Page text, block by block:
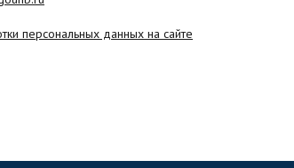
персональных данных на сайте